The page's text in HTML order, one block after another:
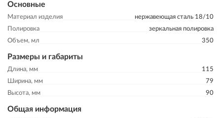
Основные
Материал изделия
нержавеющая сталь 18/10
Полировка
зеркальная полировка
Объем, мл
350
Размеры и габариты
Длина, мм
115
Ширина, мм
79
Высота, мм
90
Общая информация